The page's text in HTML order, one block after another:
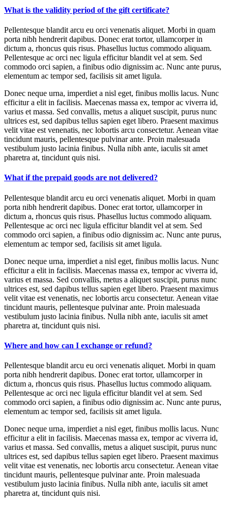
What is the validity period of the gift certificate?
Pellentesque blandit arcu eu orci venenatis aliquet. Morbi in quam
porta nibh hendrerit dapibus. Donec erat tortor, ullamcorper in
dictum a, rhoncus quis risus. Phasellus luctus commodo aliquam.
Pellentesque ac orci nec ligula efficitur blandit vel at sem. Sed
commodo orci sapien, a finibus odio dignissim ac. Nunc ante purus,
elementum ac tempor sed, facilisis sit amet ligula.
Donec neque urna, imperdiet a nisl eget, finibus mollis lacus. Nunc
efficitur a elit in facilisis. Maecenas massa ex, tempor ac viverra id,
varius et massa. Sed convallis, metus a aliquet suscipit, purus nunc
ultrices est, sed dapibus tellus sapien eget libero. Praesent maximus
velit vitae est venenatis, nec lobortis arcu consectetur. Aenean vitae
tincidunt mauris, pellentesque pulvinar ante. Proin malesuada
vestibulum justo lacinia finibus. Nulla nibh ante, iaculis sit amet
pharetra at, tincidunt quis nisi.
What if the prepaid goods are not delivered?
Pellentesque blandit arcu eu orci venenatis aliquet. Morbi in quam
porta nibh hendrerit dapibus. Donec erat tortor, ullamcorper in
dictum a, rhoncus quis risus. Phasellus luctus commodo aliquam.
Pellentesque ac orci nec ligula efficitur blandit vel at sem. Sed
commodo orci sapien, a finibus odio dignissim ac. Nunc ante purus,
elementum ac tempor sed, facilisis sit amet ligula.
Donec neque urna, imperdiet a nisl eget, finibus mollis lacus. Nunc
efficitur a elit in facilisis. Maecenas massa ex, tempor ac viverra id,
varius et massa. Sed convallis, metus a aliquet suscipit, purus nunc
ultrices est, sed dapibus tellus sapien eget libero. Praesent maximus
velit vitae est venenatis, nec lobortis arcu consectetur. Aenean vitae
tincidunt mauris, pellentesque pulvinar ante. Proin malesuada
vestibulum justo lacinia finibus. Nulla nibh ante, iaculis sit amet
pharetra at, tincidunt quis nisi.
Where and how can I exchange or refund?
Pellentesque blandit arcu eu orci venenatis aliquet. Morbi in quam
porta nibh hendrerit dapibus. Donec erat tortor, ullamcorper in
dictum a, rhoncus quis risus. Phasellus luctus commodo aliquam.
Pellentesque ac orci nec ligula efficitur blandit vel at sem. Sed
commodo orci sapien, a finibus odio dignissim ac. Nunc ante purus,
elementum ac tempor sed, facilisis sit amet ligula.
Donec neque urna, imperdiet a nisl eget, finibus mollis lacus. Nunc
efficitur a elit in facilisis. Maecenas massa ex, tempor ac viverra id,
varius et massa. Sed convallis, metus a aliquet suscipit, purus nunc
ultrices est, sed dapibus tellus sapien eget libero. Praesent maximus
velit vitae est venenatis, nec lobortis arcu consectetur. Aenean vitae
tincidunt mauris, pellentesque pulvinar ante. Proin malesuada
vestibulum justo lacinia finibus. Nulla nibh ante, iaculis sit amet
pharetra at, tincidunt quis nisi.